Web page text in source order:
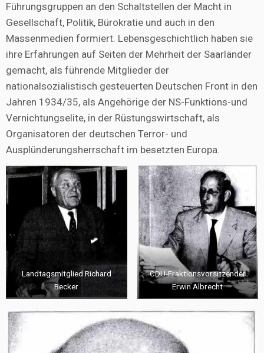
Führungsgruppen an den Schaltstellen der Macht in
Gesellschaft, Politik, Bürokratie und auch in den
Massenmedien formiert. Lebensgeschichtlich haben sie
ihre Erfahrungen auf Seiten der Mehrheit der Saarländer
gemacht, als führende Mitglieder der
nationalsozialistisch gesteuerten Deutschen Front in den
Jahren 1934/35, als Angehörige der NS-Funktions-und
Vernichtungselite, in der Rüstungswirtschaft, als
Organisatoren der deutschen Terror- und
Ausplünderungsherrschaft im besetzten Europa.
Landtagsmitglied Richard
Becker
CDU-Fraktionsvorsitzender
Erwin Albrecht